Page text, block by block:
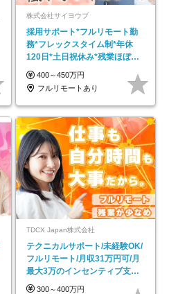
株式会社サイヨウブ
採用サポート*フルリモート勤
務*フレックスタイム制*年休
120日*土日祝休み*残業ほぼな
し*育児中社員8割以上
400～450万円
フルリモートあり
TDCX Japan株式会社
テクニカルサポート/未経験OK/
フルリモート/月収31万円可/月
最大3万のインセンティブ支給/
平均年齢33歳
300～400万円